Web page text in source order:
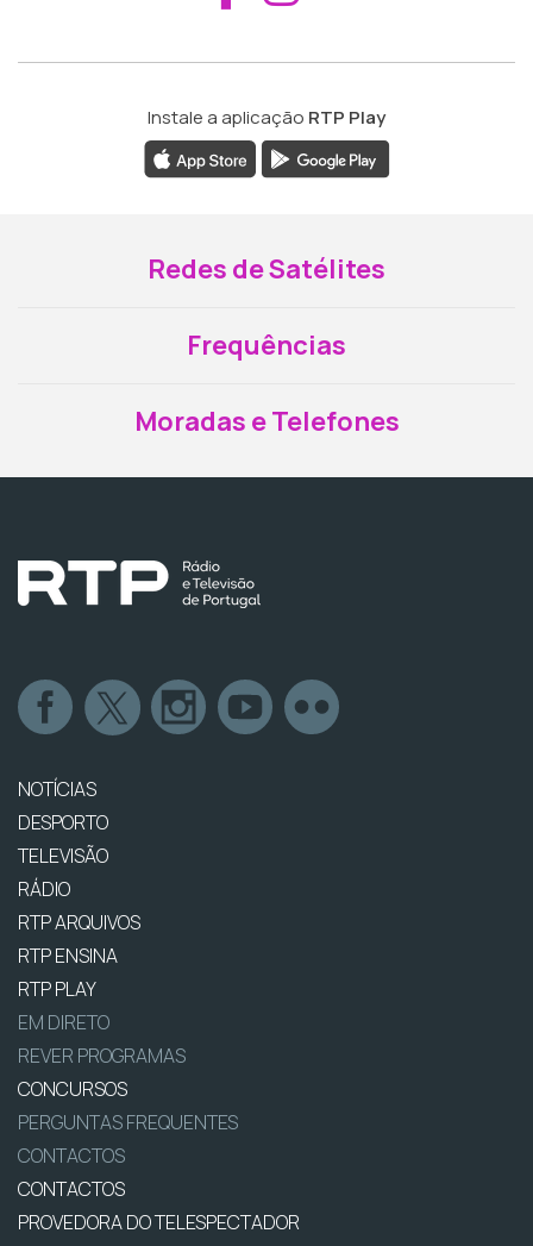
Instale a aplicação RTP Play
Redes de Satélites
Frequências
Moradas e Telefones
NOTÍCIAS
DESPORTO
TELEVISÃO
RÁDIO
RTP ARQUIVOS
RTP ENSINA
RTP PLAY
EM DIRETO
REVER PROGRAMAS
CONCURSOS
PERGUNTAS FREQUENTES
CONTACTOS
CONTACTOS
PROVEDORA DO TELESPECTADOR